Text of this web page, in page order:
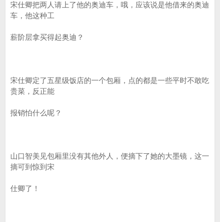
宋仕卿把两人请上了他的奥迪车，哦，应该说是他借来的奥迪
车，他这种工
薪阶层拿买得起奥迪？
宋仕卿定了五星级饭店的一个包厢，点的都是一些平时不敢吃
贵菜，反正能
报销怕什么呢？
山口智美见包厢里没有其他外人，便摘下了她的大墨镜，这一
摘可到惊到宋
仕卿了！